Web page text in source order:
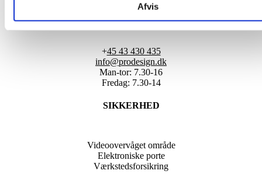
Afvis
KONTAKT
+45 43 430 435
info@prodesign.dk
Man-tor: 7.30-16
Fredag: 7.30-14
SIKKERHED
Videoovervåget område
Elektroniske porte
Værkstedsforsikring